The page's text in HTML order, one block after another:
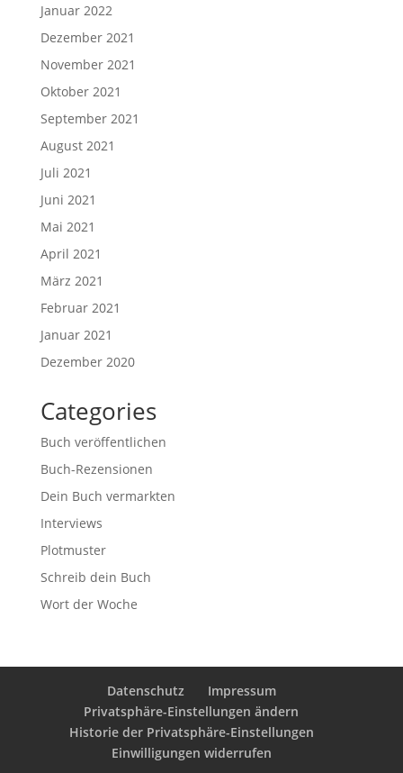
Januar 2022
Dezember 2021
November 2021
Oktober 2021
September 2021
August 2021
Juli 2021
Juni 2021
Mai 2021
April 2021
März 2021
Februar 2021
Januar 2021
Dezember 2020
Categories
Buch veröffentlichen
Buch-Rezensionen
Dein Buch vermarkten
Interviews
Plotmuster
Schreib dein Buch
Wort der Woche
Datenschutz
Impressum
Privatsphäre-Einstellungen ändern
Historie der Privatsphäre-Einstellungen
Einwilligungen widerrufen